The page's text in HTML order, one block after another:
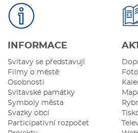
INFORMACE
Svitavy se představují
Filmy o městě
Osobnosti
Svitavské památky
Symboly města
Svazky obcí
Participativní rozpočet